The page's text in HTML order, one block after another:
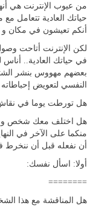
من عيوب الإنترنت هي
حياتك العادية تتعامل
أنكم تعيشون في مكان و
لكن الإنترنت أتاحت
في حياتك العادية.. أناس
بعضهم مهووس بنشر
النفسي لتعويض إحباطاته
هل تورطت يوما في
هل اختلف معك شخص و
منكما على الآخر في
أن نفعله قبل أن ننخرط
أولا: اسأل نفسك:
========
هل المناقشة مع هذا